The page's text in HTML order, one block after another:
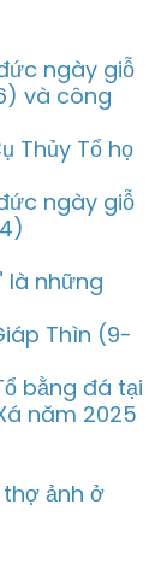
ngày giỗ
và công
Thủy Tổ họ
ngày giỗ
là những
Thìn (9-
bằng đá tại
năm 2025
ảnh ở